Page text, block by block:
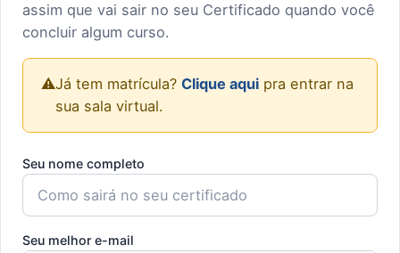
assim que vai sair no seu Certificado quando você
concluir algum curso.
⚠️Já tem matrícula? Clique aqui pra entrar na
sua sala virtual.
Seu nome completo
Seu melhor e-mail